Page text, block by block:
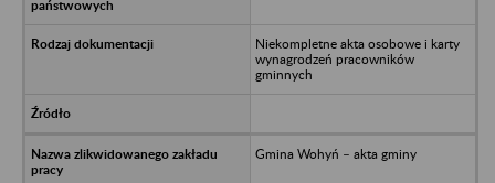
Niekompletne akta osobowe i karty
wynagrodzeń pracowników
gminnych
Gmina Wohyń – akta gminy